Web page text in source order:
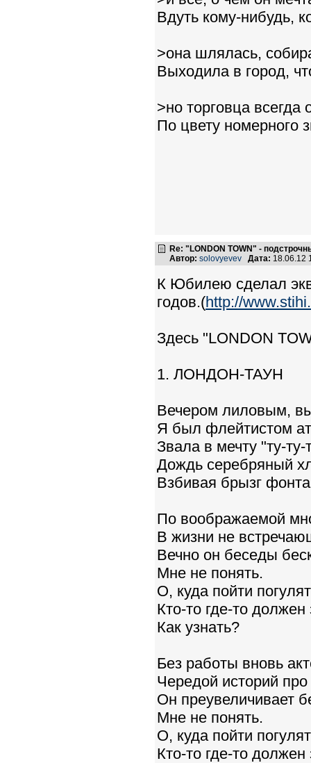
Вдуть кому-нибудь,
>она шлялась,
Выходила в город,
>но торговца
По цвету номерного
Re: "LONDON TOWN" -
Автор: solovyevev Дата:
К Юбилею сделал
годов.(http://
Здесь "LONDON
1. ЛОНДОН-ТАУН
Вечером лиловым,
Я был флейтистом
Звала в мечту "ту-ту-
Дождь серебряный
Взбивая брызг
По воображаемой
В жизни не
Вечно он беседы
Мне не понять.
О, куда пойти
Кто-то где-то должен
Как узнать?
Без работы вновь
Чередой историй
Он преувеличивает
Мне не понять.
О, куда пойти
Кто-то где-то должен